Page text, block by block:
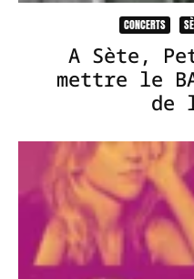
CONCERTS
A Sète,
mettre le
de